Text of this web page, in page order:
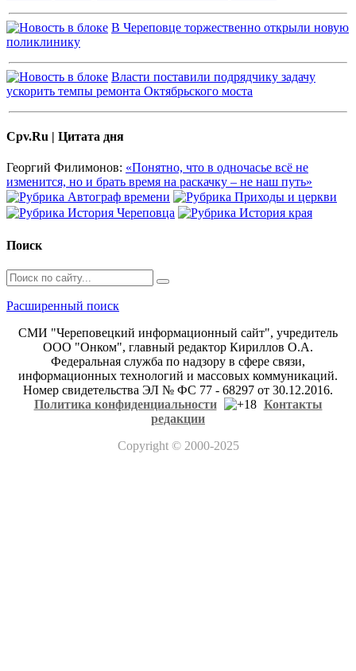
В Череповце торжественно открыли новую
поликлинику
Власти поставили подрядчику задачу
ускорить темпы ремонта Октябрьского моста
Cpv.Ru | Цитата дня
Георгий Филимонов: «Понятно, что в одночасье всё не
изменится, но и брать время на раскачку – не наш путь»
Поиск
Расширенный поиск
СМИ "Череповецкий информационный сайт", учредитель
ООО "Онком", главный редактор Кириллов О.А.
Федеральная служба по надзору в сфере связи,
информационных технологий и массовых коммуникаций.
Номер свидетельства ЭЛ № ФС 77 - 68297 от 30.12.2016.
Политика конфиденциальности
Контакты
редакции
Copyright© 2000-2025